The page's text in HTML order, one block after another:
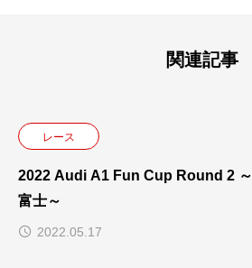
関連記事
レース
2022 Audi A1 Fun Cup Round 2 ～
富士～
2022.05.17